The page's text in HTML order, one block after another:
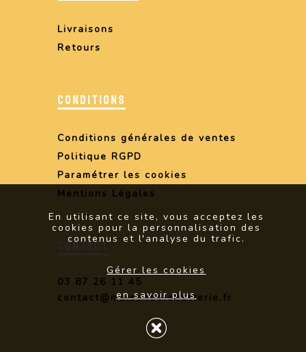
Livraisons
Retours
CONDITIONS
Conditions générales de ventes
Politique RGPD
Paramétrer les cookies
Mentions Légales
CONTACT
03 87 26 11 45
contact@maisondelabatterie.fr
En utilisant ce site, vous acceptez les
cookies pour la personnalisation des
contenus et l'analyse du trafic.
Gérer les cookies
en savoir plus